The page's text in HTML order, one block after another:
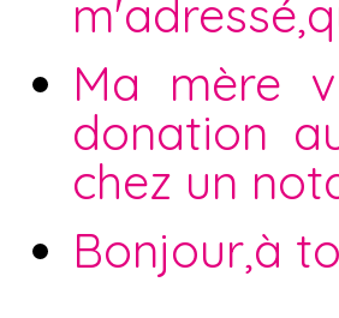
Ma mère
donation
chez un
Bonjour,à